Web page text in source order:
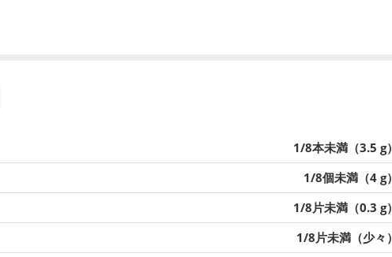
1/8本未満（3.5 g）
1/8個未満（4 g）
1/8片未満（0.3 g）
1/8片未満（少々）